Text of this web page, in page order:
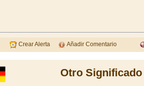
Crear Alerta Añadir Comentario
Otro